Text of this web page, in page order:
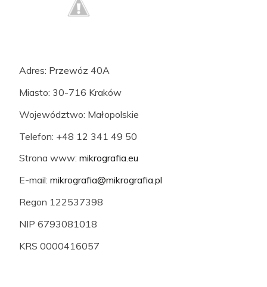
Adres: Przewóz 40A
Miasto: 30-716 Kraków
Województwo: Małopolskie
Telefon: +48 12 341 49 50
Strona www: mikrografia.eu
E-mail: mikrografia@mikrografia.pl
Regon 122537398
NIP 6793081018
KRS 0000416057